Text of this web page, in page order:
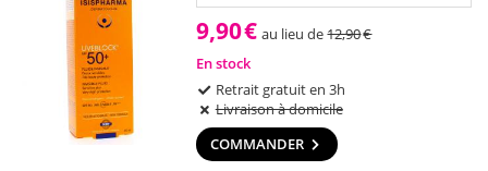
9,90€ au lieu de12,90€
En stock
Retrait gratuit en 3h
Livraison à domicile
COMMANDER